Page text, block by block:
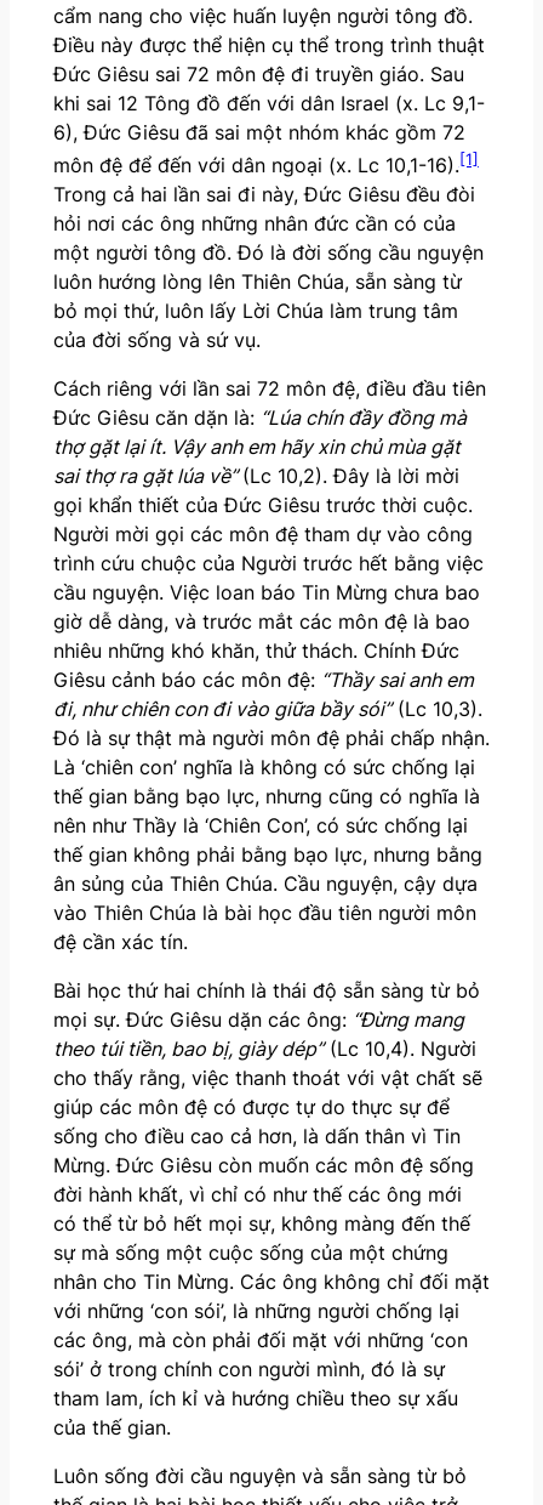
cẩm nang cho việc huấn luyện người tông đồ.
Điều này được thể hiện cụ thể trong trình thuật
Đức Giêsu sai 72 môn đệ đi truyền giáo. Sau
khi sai 12 Tông đồ đến với dân Israel (x. Lc 9,1-
6), Đức Giêsu đã sai một nhóm khác gồm 72
môn đệ để đến với dân ngoại (x. Lc 10,1-16).[1]
Trong cả hai lần sai đi này, Đức Giêsu đều đòi
hỏi nơi các ông những nhân đức cần có của
một người tông đồ. Đó là đời sống cầu nguyện
luôn hướng lòng lên Thiên Chúa, sẵn sàng từ
bỏ mọi thứ, luôn lấy Lời Chúa làm trung tâm
của đời sống và sứ vụ.
Cách riêng với lần sai 72 môn đệ, điều đầu tiên
Đức Giêsu căn dặn là: “Lúa chín đầy đồng mà
thợ gặt lại ít. Vậy anh em hãy xin chủ mùa gặt
sai thợ ra gặt lúa về”(Lc 10,2). Đây là lời mời
gọi khẩn thiết của Đức Giêsu trước thời cuộc.
Người mời gọi các môn đệ tham dự vào công
trình cứu chuộc của Người trước hết bằng việc
cầu nguyện. Việc loan báo Tin Mừng chưa bao
giờ dễ dàng, và trước mắt các môn đệ là bao
nhiêu những khó khăn, thử thách. Chính Đức
Giêsu cảnh báo các môn đệ: “Thầy sai anh em
đi, như chiên con đi vào giữa bầy sói”(Lc 10,3).
Đó là sự thật mà người môn đệ phải chấp nhận.
Là ‘chiên con’ nghĩa là không có sức chống lại
thế gian bằng bạo lực, nhưng cũng có nghĩa là
nên như Thầy là ‘Chiên Con’, có sức chống lại
thế gian không phải bằng bạo lực, nhưng bằng
ân sủng của Thiên Chúa. Cầu nguyện, cậy dựa
vào Thiên Chúa là bài học đầu tiên người môn
đệ cần xác tín.
Bài học thứ hai chính là thái độ sẵn sàng từ bỏ
mọi sự. Đức Giêsu dặn các ông: “Đừng mang
theo túi tiền, bao bị, giày dép”(Lc 10,4). Người
cho thấy rằng, việc thanh thoát với vật chất sẽ
giúp các môn đệ có được tự do thực sự để
sống cho điều cao cả hơn, là dấn thân vì Tin
Mừng. Đức Giêsu còn muốn các môn đệ sống
đời hành khất, vì chỉ có như thế các ông mới
có thể từ bỏ hết mọi sự, không màng đến thế
sự mà sống một cuộc sống của một chứng
nhân cho Tin Mừng. Các ông không chỉ đối mặt
với những ‘con sói’, là những người chống lại
các ông, mà còn phải đối mặt với những ‘con
sói’ ở trong chính con người mình, đó là sự
tham lam, ích kỉ và hướng chiều theo sự xấu
của thế gian.
Luôn sống đời cầu nguyện và sẵn sàng từ bỏ